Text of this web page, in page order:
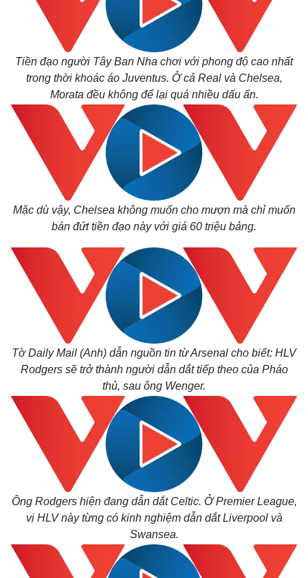
Kinh tế
Khởi nghiệp
Thị trường
Giá vàng
Tiêu dùng
Tỷ giá
Tiền đạo người Tây Ban Nha chơi với phong độ cao nhất
trong thời khoác áo Juventus. Ở cả Real và Chelsea,
Morata đều không để lại quá nhiều dấu ấn.
Mặc dù vậy, Chelsea không muốn cho mượn mà chỉ muốn
bán đứt tiền đạo này với giá 60 triệu bảng.
Tờ Daily Mail (Anh) dẫn nguồn tin từ Arsenal cho biết: HLV
Rodgers sẽ trở thành người dẫn dắt tiếp theo của Pháo
thủ, sau ông Wenger.
Ông Rodgers hiện đang dẫn dắt Celtic. Ở Premier League,
vị HLV này từng có kinh nghiệm dẫn dắt Liverpool và
Swansea.